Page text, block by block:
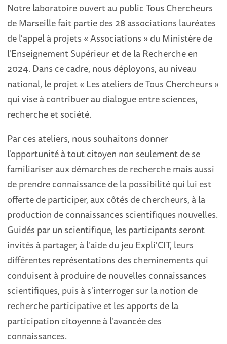
Notre laboratoire ouvert au public Tous Chercheurs
de Marseille fait partie des 28 associations lauréates
de l'appel à projets « Associations » du Ministère de
l'Enseignement Supérieur et de la Recherche en
2024. Dans ce cadre, nous déployons, au niveau
national, le projet « Les ateliers de Tous Chercheurs »
qui vise à contribuer au dialogue entre sciences,
recherche et société.
Par ces ateliers, nous souhaitons donner
l'opportunité à tout citoyen non seulement de se
familiariser aux démarches de recherche mais aussi
de prendre connaissance de la possibilité qui lui est
offerte de participer, aux côtés de chercheurs, à la
production de connaissances scientifiques nouvelles.
Guidés par un scientifique, les participants seront
invités à partager, à l'aide du jeu Expli'CIT, leurs
différentes représentations des cheminements qui
conduisent à produire de nouvelles connaissances
scientifiques, puis à s'interroger sur la notion de
recherche participative et les apports de la
participation citoyenne à l'avancée des
connaissances.